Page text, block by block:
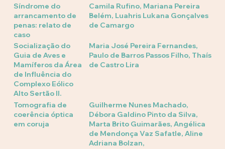
Síndrome do
arrancamento de
penas: relato de
caso
Camila Rufino, Mariana Pereira
Belém, Luahris Lukana Gonçalves
de Camargo
Socialização do
Guia de Aves e
Mamíferos da Área
de Influência do
Complexo Eólico
Alto Sertão II.
Maria José Pereira Fernandes,
Paulo de Barros Passos Filho, Thaís
de Castro Lira
Tomografia de
coerência óptica
em coruja
Guilherme Nunes Machado,
Débora Galdino Pinto da Silva,
Marta Brito Guimarães, Angélica
de Mendonça Vaz Safatle, Aline
Adriana Bolzan,